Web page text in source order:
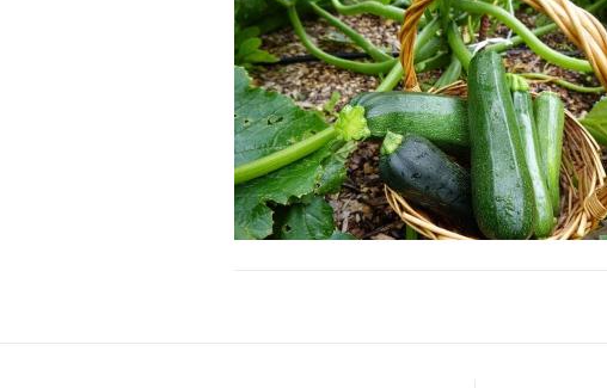
Nullam eu erat condimentum
Donec quis est ac felis
Orci varius natoque dolor